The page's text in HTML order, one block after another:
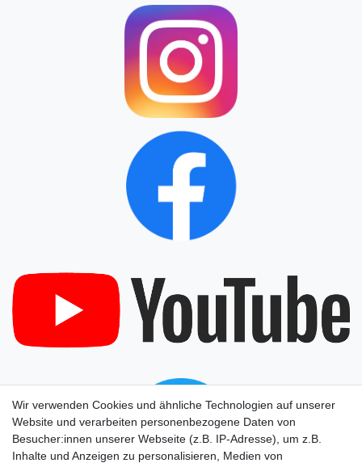
Wir verwenden Cookies und ähnliche Technologien auf unserer
Website und verarbeiten personenbezogene Daten von
Besucher:innen unserer Webseite (z.B. IP-Adresse), um z.B.
Inhalte und Anzeigen zu personalisieren, Medien von